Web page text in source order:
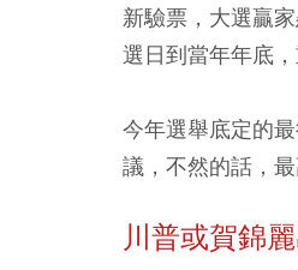
新驗票，大選贏
選日到當年年底，
今年選舉底定的
議，不然的話，
川普或賀錦